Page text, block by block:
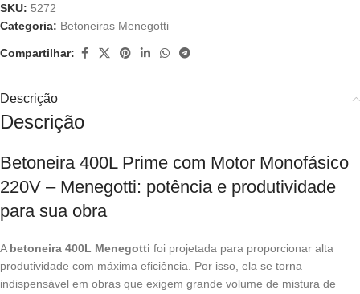
SKU: 5272
Categoria: Betoneiras Menegotti
Compartilhar:
Descrição
Descrição
Betoneira 400L Prime com Motor Monofásico
220V – Menegotti: potência e produtividade
para sua obra
A betoneira 400L Menegotti foi projetada para proporcionar alta
produtividade com máxima eficiência. Por isso, ela se torna
indispensável em obras que exigem grande volume de mistura de